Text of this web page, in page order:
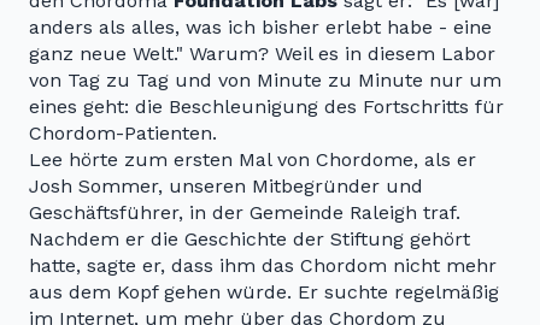
anders als alles, was ich bisher erlebt habe - eine
ganz neue Welt." Warum? Weil es in diesem Labor
von Tag zu Tag und von Minute zu Minute nur um
eines geht: die Beschleunigung des Fortschritts für
Chordom-Patienten.
Lee hörte zum ersten Mal von Chordome, als er
Josh Sommer, unseren Mitbegründer und
Geschäftsführer, in der Gemeinde Raleigh traf.
Nachdem er die Geschichte der Stiftung gehört
hatte, sagte er, dass ihm das Chordom nicht mehr
aus dem Kopf gehen würde. Er suchte regelmäßig
im Internet, um mehr über das Chordom zu